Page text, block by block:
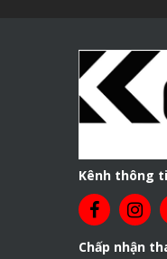
Kênh thông
Chấp nhận